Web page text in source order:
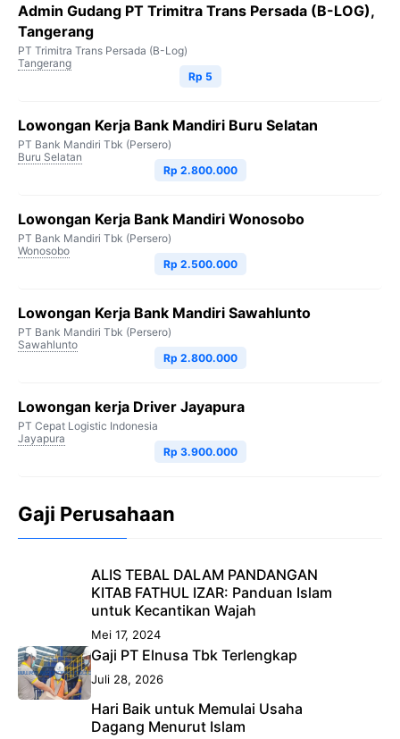
Admin Gudang PT Trimitra Trans Persada (B-LOG),
Tangerang
PT Trimitra Trans Persada (B-Log)
Tangerang
Rp 5
Lowongan Kerja Bank Mandiri Buru Selatan
PT Bank Mandiri Tbk (Persero)
Buru Selatan
Rp 2.800.000
Lowongan Kerja Bank Mandiri Wonosobo
PT Bank Mandiri Tbk (Persero)
Wonosobo
Rp 2.500.000
Lowongan Kerja Bank Mandiri Sawahlunto
PT Bank Mandiri Tbk (Persero)
Sawahlunto
Rp 2.800.000
Lowongan kerja Driver Jayapura
PT Cepat Logistic Indonesia
Jayapura
Rp 3.900.000
Gaji Perusahaan
ALIS TEBAL DALAM PANDANGAN
KITAB FATHUL IZAR: Panduan Islam
untuk Kecantikan Wajah
Mei 17, 2024
Gaji PT Elnusa Tbk Terlengkap
Juli 28, 2026
Hari Baik untuk Memulai Usaha
Dagang Menurut Islam